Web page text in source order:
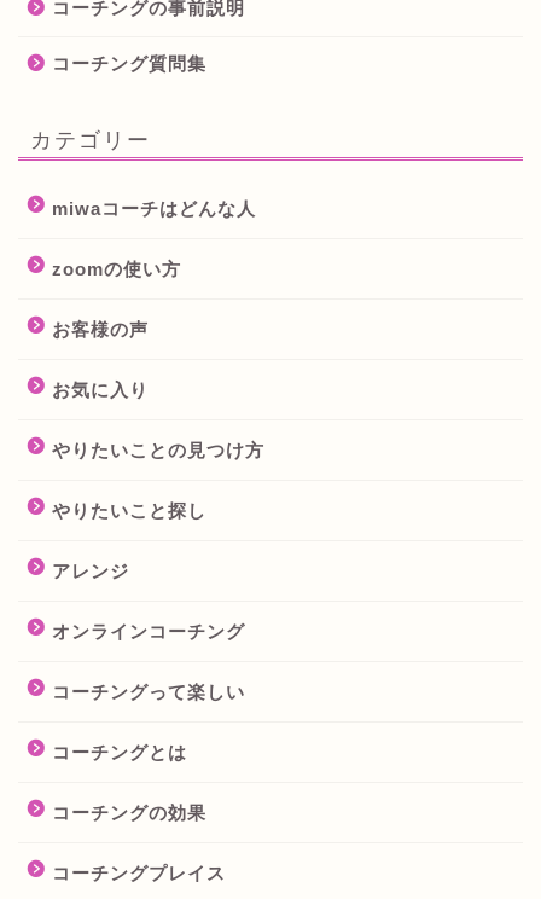
コーチングの事前説明
コーチング質問集
カテゴリー
miwaコーチはどんな人
zoomの使い方
お客様の声
お気に入り
やりたいことの見つけ方
やりたいこと探し
アレンジ
オンラインコーチング
コーチングって楽しい
コーチングとは
コーチングの効果
コーチングプレイス